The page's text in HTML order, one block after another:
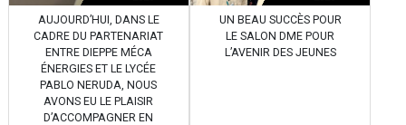
AUJOURD’HUI, DANS LE
CADRE DU PARTENARIAT
ENTRE DIEPPE MÉCA
ÉNERGIES ET LE LYCÉE
PABLO NERUDA, NOUS
AVONS EU LE PLAISIR
D’ACCOMPAGNER EN
UN BEAU SUCCÈS POUR
LE SALON DME POUR
L’AVENIR DES JEUNES